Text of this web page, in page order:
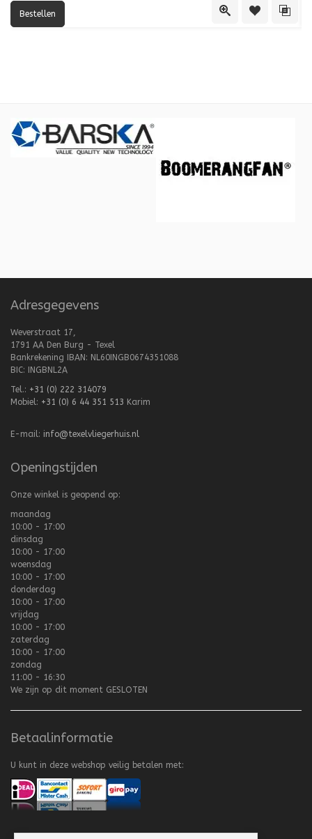
Quick ViewToevoegen
Adresgegevens
Weverstraat 17,
1791 AA Den Burg - Texel
Bankrekening IBAN: NL60INGB0674351088
BIC: INGBNL2A
Tel.: +31 (0) 222 314079
Mobiel: +31 (0) 6 44 351 513 Karim
E-mail: info@texelvliegerhuis.nl
Openingstijden
Onze winkel is geopend op:
maandag
10:00 - 17:00
dinsdag
10:00 - 17:00
woensdag
10:00 - 17:00
donderdag
10:00 - 17:00
vrijdag
10:00 - 17:00
zaterdag
10:00 - 17:00
zondag
11:00 - 16:30
We zijn op dit moment GESLOTEN
Betaalinformatie
U kunt in deze webshop veilig betalen met: